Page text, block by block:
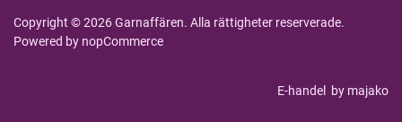
Copyright © 2026 Garnaffären. Alla rättigheter reserverade.
Powered by nopCommerce
E-handel by majako